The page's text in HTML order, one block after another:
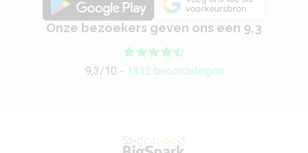
Onze bezoekers geven ons een 9,3
9,3/10 - 1312 beoordelingen